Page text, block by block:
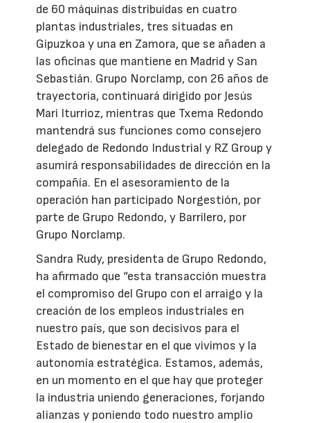
de 60 máquinas distribuidas en cuatro
plantas industriales, tres situadas en
Gipuzkoa y una en Zamora, que se añaden a
las oficinas que mantiene en Madrid y San
Sebastián. Grupo Norclamp, con 26 años de
trayectoria, continuará dirigido por Jesús
Mari Iturrioz, mientras que Txema Redondo
mantendrá sus funciones como consejero
delegado de Redondo Industrial y RZ Group y
asumirá responsabilidades de dirección en la
compañía. En el asesoramiento de la
operación han participado Norgestión, por
parte de Grupo Redondo, y Barrilero, por
Grupo Norclamp.
Sandra Rudy, presidenta de Grupo Redondo,
ha afirmado que “esta transacción muestra
el compromiso del Grupo con el arraigo y la
creación de los empleos industriales en
nuestro país, que son decisivos para el
Estado de bienestar en el que vivimos y la
autonomía estratégica. Estamos, además,
en un momento en el que hay que proteger
la industria uniendo generaciones, forjando
alianzas y poniendo todo nuestro amplio